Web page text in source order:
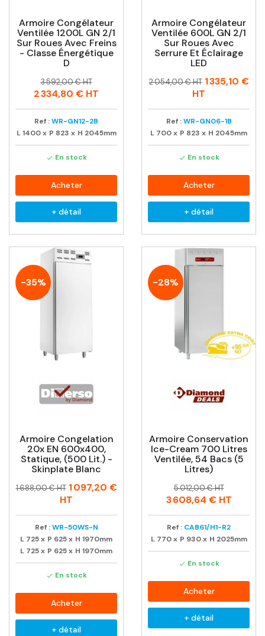
Armoire Congélateur
Ventilée 1200L GN 2/1
Sur Roues Avec Freins
- Classe Énergétique
D
Prix
Prix
habituel
3 592,00 € HT
2 334,80 € HT
Ref :WR-GN12-2B
L 1400 x P 823 x H 2045mm
 En stock
Acheter
+ détail
Armoire Congélateur
Ventilée 600L GN 2/1
Sur Roues Avec
Serrure Et Éclairage
LED
Prix
Prix
2 054,00 € HT 1 335,10 €
HT
Ref : WR-GN06-1B
L 700x P 823 x H 2045mm
 En stock
Acheter
+ détail
-35%
Armoire Congelation
20x EN 600x400,
Statique, (500 Lit.) -
Skinplate Blanc
Prix
Prix
1 688,00 € HT 1 097,20 €
HT
Ref : WR-50WS-N
L 725x P 625x H 1970mm
L 725x P 625x H 1970mm
 En stock
Acheter
+ détail
-28%
Armoire Conservation
Ice-Cream 700 Litres
Ventilée, 54 Bacs (5
Litres)
Prix
Prix
habituel
5 012,00 € HT
3 608,64 €HT
Ref : CAB61/H1-R2
L 770 x P 930 x H 2025mm
 En stock
Acheter
+ détail